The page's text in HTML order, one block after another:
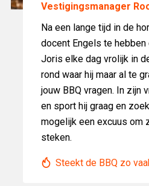
Vestigingsmanager
Na een lange tijd in de
docent Engels te
Joris elke dag vrolijk in
rond waar hij maar al te
jouw BBQ vragen. In zijn
en sport hij graag en
mogelijk een excuus om
steken.
Steekt de BBQ zo